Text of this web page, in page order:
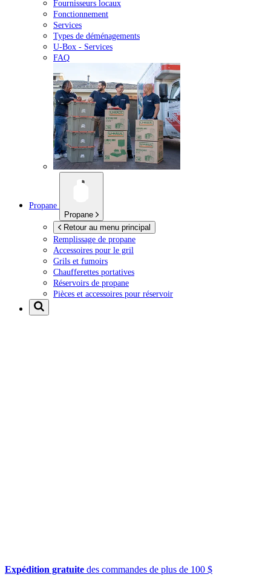
Fournisseurs locaux
Fonctionnement
Services
Types de déménagements
U-Box - Services
FAQ
Propane
Propane
Retour au menu principal
Remplissage de propane
Accessoires pour le gril
Grils et fumoirs
Chaufferettes portatives
Réservoirs de propane
Pièces et accessoires pour réservoir
Expédition gratuite des commandes de plus de 100 $